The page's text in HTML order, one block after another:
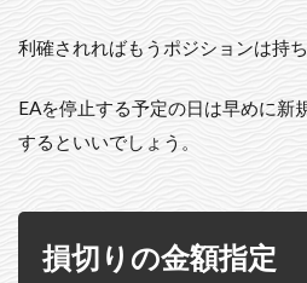
利確されればもうポジションは持ち
EAを停止する予定の日は早めに新
するといいでしょう。
損切りの金額指定